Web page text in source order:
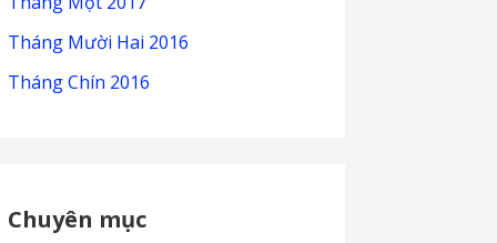
Tháng Mười Hai 2016
Tháng Chín 2016
Chuyên mục